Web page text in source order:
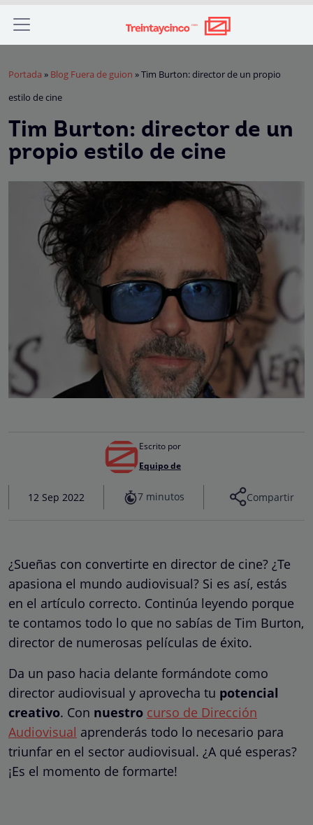
Portada » Blog Fuera de guion »Tim Burton: director de un propio
estilo de cine
Tim Burton: director de un
propio estilo de cine
Escrito por
Equipo de
12 Sep 2022 7 minutos Compartir
¿Sueñas con convertirte en director de cine? ¿Te
apasiona el mundo audiovisual? Si es así, estás
en el artículo correcto. Continúa leyendo porque
te contamos todo lo que no sabías de Tim Burton,
director de numerosas películas de éxito.
Da un paso hacia delante formándote como
director audiovisual y aprovecha tu potencial
creativo. Con nuestro curso de Dirección
Audiovisual aprenderás todo lo necesario para
triunfar en el sector audiovisual. ¿A qué esperas?
¡Es el momento de formarte!